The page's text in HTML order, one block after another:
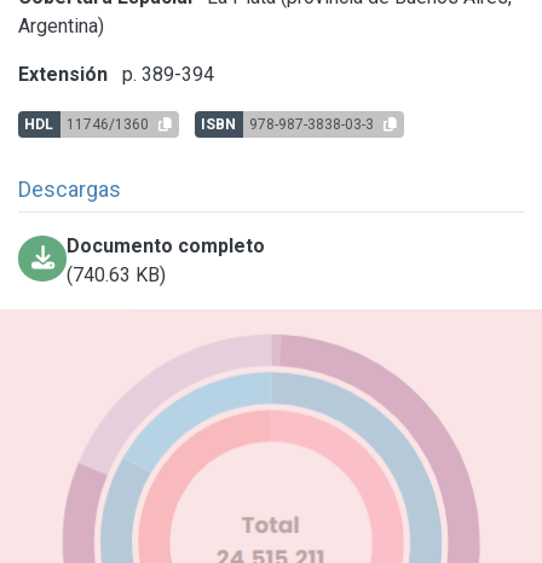
Argentina)
Extensión p. 389-394
HDL 11746/1360 ISBN 978-987-3838-03-3
Descargas
Documento completo
(740.63 KB)